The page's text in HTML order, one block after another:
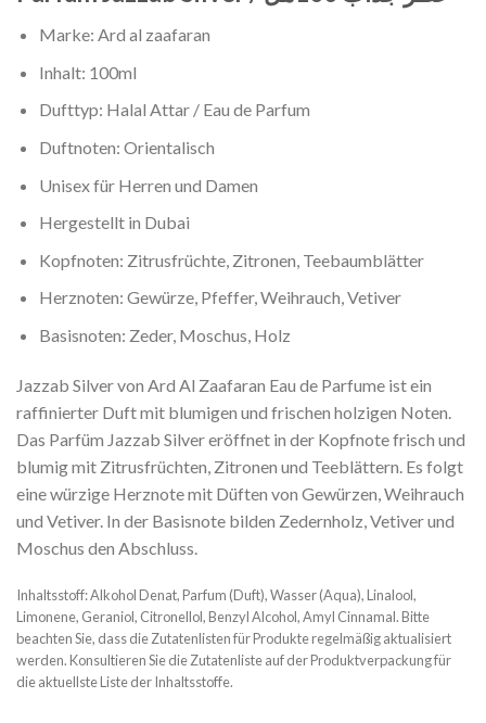
Marke: Ard al zaafaran
Inhalt: 100ml
Dufttyp: Halal Attar / Eau de Parfum
Duftnoten: Orientalisch
Unisex für Herren und Damen
Hergestellt in Dubai
Kopfnoten: Zitrusfrüchte, Zitronen, Teebaumblätter
Herznoten: Gewürze, Pfeffer, Weihrauch, Vetiver
Basisnoten: Zeder, Moschus, Holz
Jazzab Silver von Ard Al Zaafaran Eau de Parfume ist ein
raffinierter Duft mit blumigen und frischen holzigen Noten.
Das Parfüm Jazzab Silver eröffnet in der Kopfnote frisch und
blumig mit Zitrusfrüchten, Zitronen und Teeblättern. Es folgt
eine würzige Herznote mit Düften von Gewürzen, Weihrauch
und Vetiver. In der Basisnote bilden Zedernholz, Vetiver und
Moschus den Abschluss.
Inhaltsstoff: Alkohol Denat, Parfum (Duft), Wasser (Aqua), Linalool,
Limonene, Geraniol, Citronellol, Benzyl Alcohol, Amyl Cinnamal. Bitte
beachten Sie, dass die Zutatenlisten für Produkte regelmäßig aktualisiert
werden. Konsultieren Sie die Zutatenliste auf der Produktverpackung für
die aktuellste Liste der Inhaltsstoffe.